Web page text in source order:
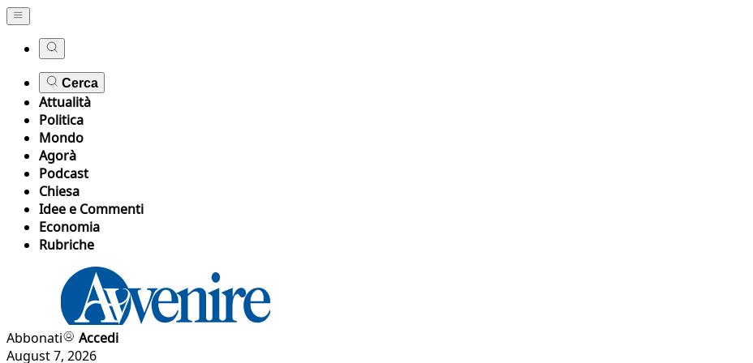
Cerca
Attualità
Politica
Mondo
Agorà
Podcast
Chiesa
Idee e Commenti
Economia
Rubriche
Abbonati
Accedi
August 7, 2026